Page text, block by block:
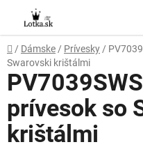
obsah
Domov
/ Dámske / Prívesky /
Swarovski krištálmi
prívesok so
krištálmi